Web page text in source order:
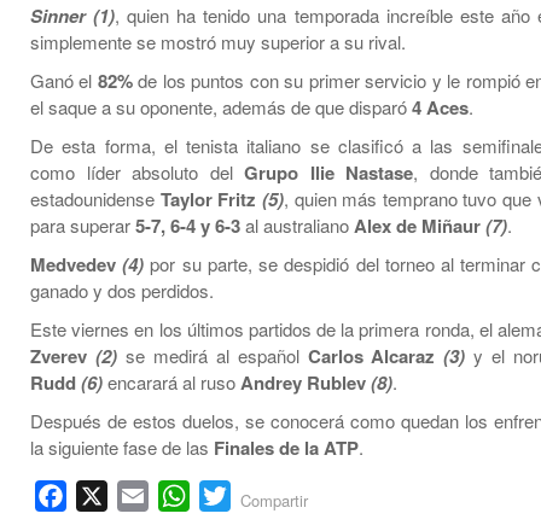
Sinner (1), quien ha tenido una temporada increíble este año
simplemente se mostró muy superior a su rival.
Ganó el 82%de los puntos con su primer servicio y le rompió
el saque a su oponente, además de que disparó4 Aces.
De esta forma, el tenista italiano se clasificó a las
como líder absoluto delGrupo Ilie Nastase, donde
estadounidense Taylor Fritz (5), quien más temprano tuvo que
para superar5-7, 6-4 y 6-3al australianoAlex de Miñaur(7).
Medvedev(4) por su parte, se despidió del torneo al terminar
ganado y dos perdidos.
Este viernes en los últimos partidos de la primera ronda, el
Zverev (2)se medirá al español Carlos Alcaraz (3) y el
Rudd(6)encarará al rusoAndrey Rublev(8).
Después de estos duelos, se conocerá como quedan los
la siguiente fase de las Finales de la ATP.
Facebook Email WhatsApp
Twitter
Compartir